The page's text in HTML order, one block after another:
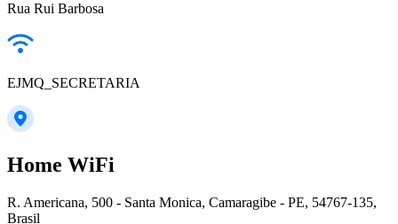
Rua Rui Barbosa
EJMQ_SECRETARIA
Home WiFi
R. Americana, 500 - Santa Monica, Camaragibe - PE, 54767-135,
Brasil